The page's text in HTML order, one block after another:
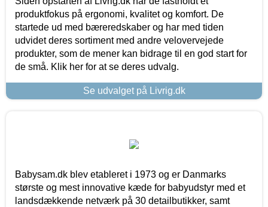
produktfokus på ergonomi, kvalitet og komfort. De
startede ud med bæreredskaber og har med tiden
udvidet deres sortiment med andre velovervejede
produkter, som de mener kan bidrage til en god start for
de små. Klik her for at se deres udvalg.
Se udvalget på Livrig.dk
Babysam.dk blev etableret i 1973 og er Danmarks
største og mest innovative kæde for babyudstyr med et
landsdækkende netværk på 30 detailbutikker, samt